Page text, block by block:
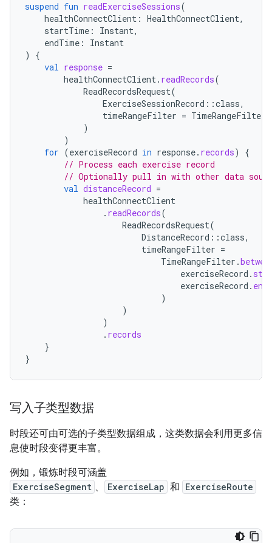
suspend fun readExerciseSessions(
healthConnectClient : HealthConnectClient,
startTime : Instant,
endTime :
Instant
)
{
val response =
healthConnectClient. readRecords(
ReadRecordsRequest(
ExerciseSessionRecord ::class,
timeRangeFilter = TimeRangeFilter
)
)
for (exerciseRecord in response. records)
{
// Process each exercise record
// Optionally pull in with other data
val distanceRecord =
healthConnectClient
. readRecords(
ReadRecordsRequest(
DistanceRecord ::class,
timeRangeFilter =
TimeRangeFilter .
exerciseRecord .
exerciseRecord .
)
)
)
. records
}
}
写入子类型数据
时段还可由可选的子类型数据组成，这类数据会利用更多信
息使时段变得更丰富。
例如，锻炼时段可涵盖
ExerciseSegment 、 ExerciseLap 和 ExerciseRoute
类：